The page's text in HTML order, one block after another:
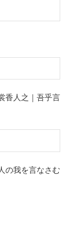
香人之｜吾乎言
の我を言なさむ